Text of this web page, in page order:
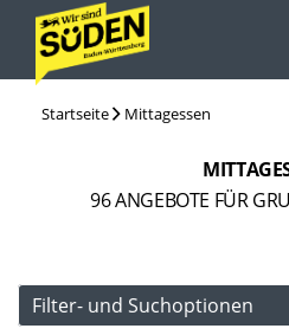
Suchen
nach:
Suchen
nach:
Startseite Mittagessen
96ANGEBOTE FÜR
Filter- und Suchoptionen